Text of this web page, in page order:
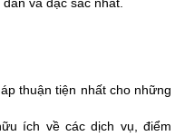
thuận tiện nhất cho những
ích về các dịch vụ, điểm